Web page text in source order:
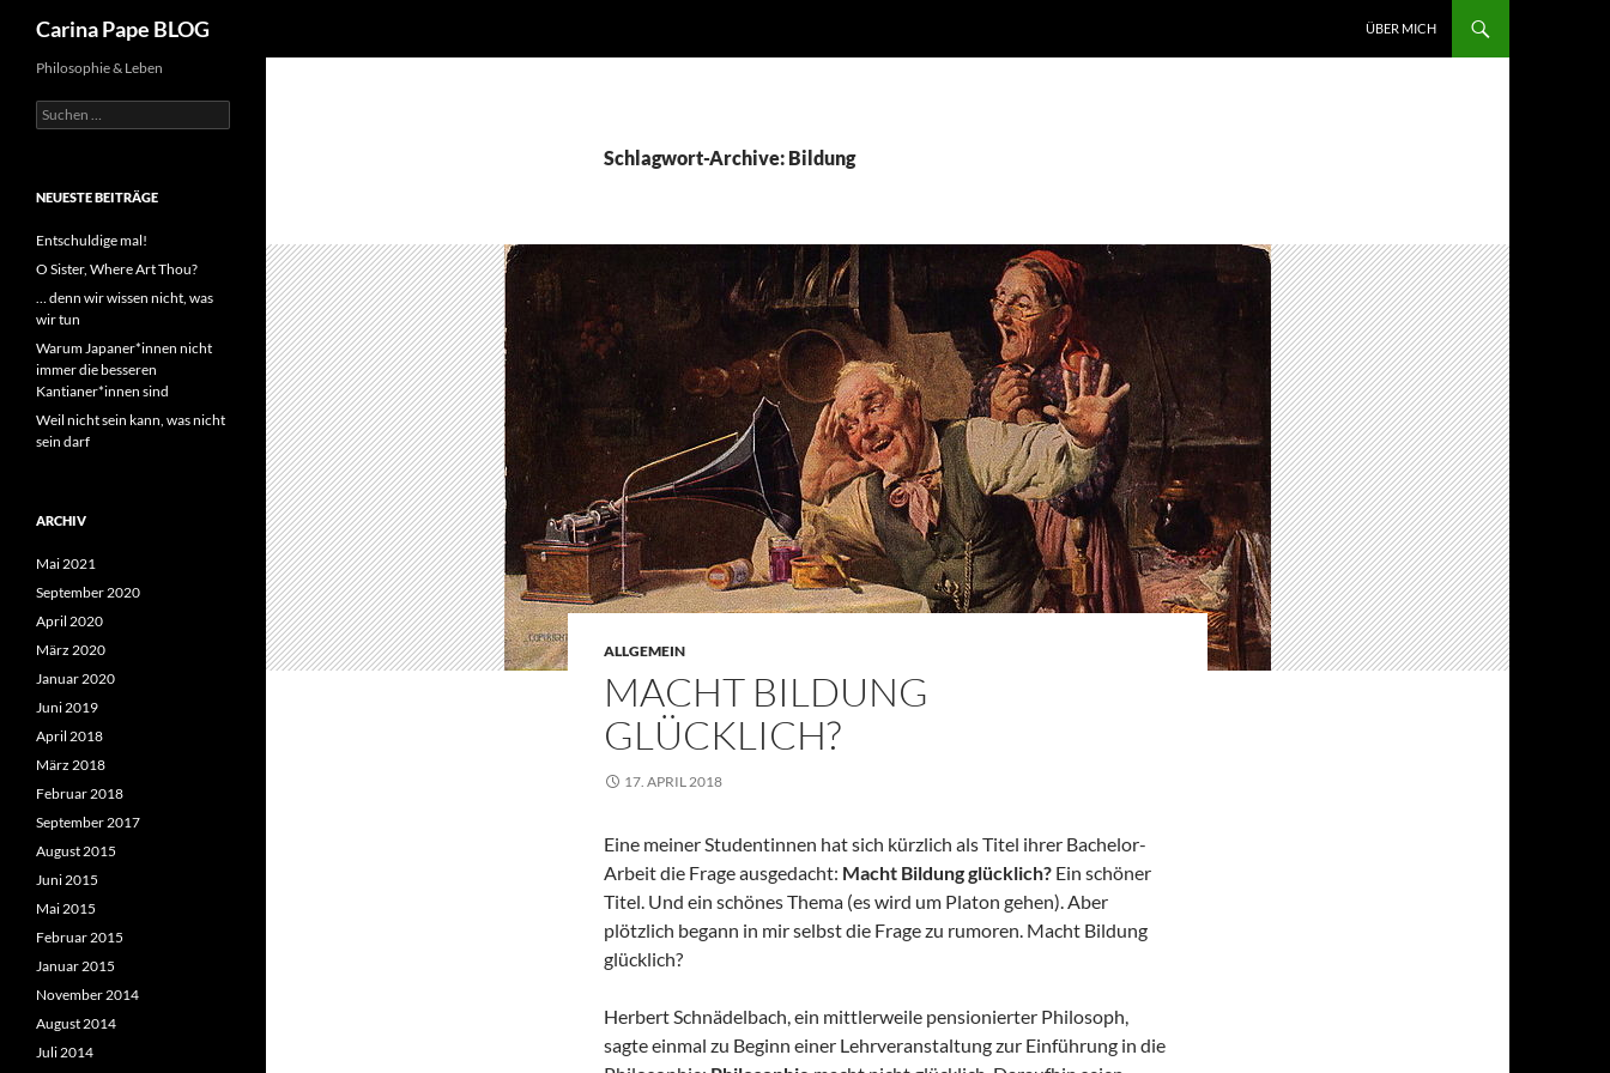
Carina Pape BLOG
ÜBER MICH
Schlagwort-Archive: Bildung
ALLGEMEIN
MACHT BILDUNG
GLÜCKLICH?
17. APRIL 2018
Eine meiner Studentinnen hat sich kürzlich als Titel ihrer Bachelor-
Arbeit die Frage ausgedacht: Macht Bildung glücklich? Ein schöner
Titel. Und ein schönes Thema (es wird um Platon gehen). Aber
plötzlich begann in mir selbst die Frage zu rumoren. Macht Bildung
glücklich?
Herbert Schnädelbach, ein mittlerweile pensionierter Philosoph,
sagte einmal zu Beginn einer Lehrveranstaltung zur Einführung in die
Philosophie & Leben
Suchen
nach:
NEUESTE BEITRÄGE
Entschuldige mal!
O Sister, Where Art Thou?
… denn wir wissen nicht, was
wir tun
Warum Japaner*innen nicht
immer die besseren
Kantianer*innen sind
Weil nicht sein kann, was nicht
sein darf
ARCHIV
Mai 2021
September 2020
April 2020
März 2020
Januar 2020
Juni 2019
April 2018
März 2018
Februar 2018
September 2017
August 2015
Juni 2015
Mai 2015
Februar 2015
Januar 2015
November 2014
August 2014
Juli 2014